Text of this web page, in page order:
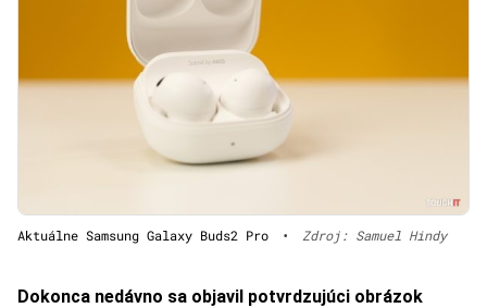
Aktuálne Samsung Galaxy Buds2 Pro • Zdroj: Samuel Hindy
Dokonca nedávno sa objavil potvrdzujúci obrázok